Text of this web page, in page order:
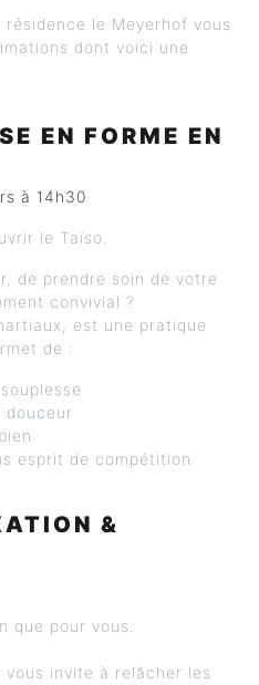
le Meyerhof vous
dont voici une
EN FORME EN
à 14h30
le Taïso.
de prendre soin de votre
convivial ?
est une pratique
de :
douceur
esprit de compétition
&
que pour vous.
invite à relâcher les